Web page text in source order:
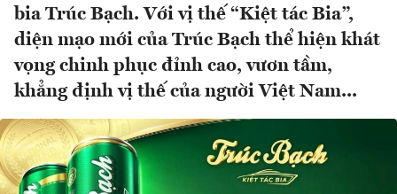
bia Trúc Bạch. Với vị thế “Kiệt tác Bia”,
diện mạo mới của Trúc Bạch thể hiện khát
vọng chinh phục đỉnh cao, vươn tầm,
khẳng định vị thế của người Việt Nam...